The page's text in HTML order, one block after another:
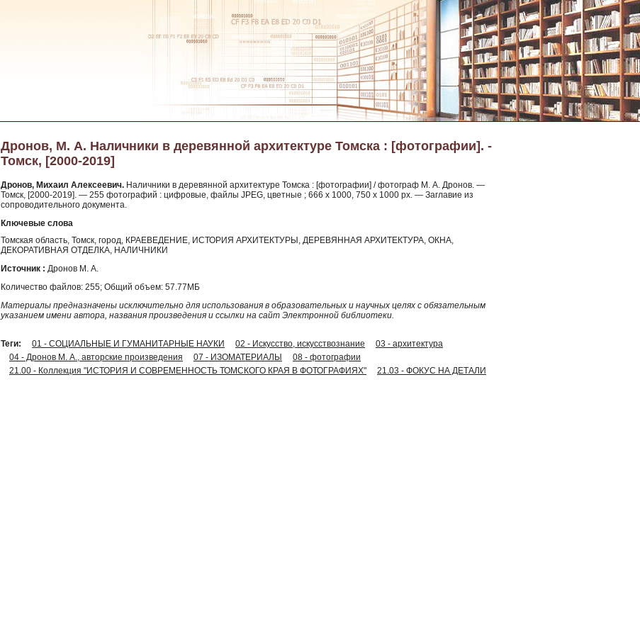
Дронов, М. А. Наличники в деревянной архитектуре Томска : [фотографии]. -
Томск, [2000-2019]
Дронов, Михаил Алексеевич. Наличники в деревянной архитектуре Томска : [фотографии] / фотограф М. А. Дронов. —
Томск, [2000-2019]. — 255 фотографий : цифровые, файлы JPEG, цветные ; 666 x 1000, 750 x 1000 px. — Заглавие из
сопроводительного документа.
Ключевые слова
Томская область, Томск, город, КРАЕВЕДЕНИЕ, ИСТОРИЯ АРХИТЕКТУРЫ, ДЕРЕВЯННАЯ АРХИТЕКТУРА, ОКНА,
ДЕКОРАТИВНАЯ ОТДЕЛКА, НАЛИЧНИКИ
Источник : Дронов М. А.
Количество файлов: 255; Общий объем: 57.77МБ
Материалы предназначены исключительно для использования в образовательных и научных целях с обязательным
указанием имени автора, названия произведения и ссылки на сайт Электронной библиотеки.
Теги: 01 - СОЦИАЛЬНЫЕ И ГУМАНИТАРНЫЕ НАУКИ 02 - Искусство, искусствознание
03 - архитектура
04 - Дронов М. А., авторские произведения
07 - ИЗОМАТЕРИАЛЫ
08 - фотографии
21.00 - Коллекция "ИСТОРИЯ И СОВРЕМЕННОСТЬ ТОМСКОГО КРАЯ В ФОТОГРАФИЯХ"
21.03 - ФОКУС НА ДЕТАЛИ